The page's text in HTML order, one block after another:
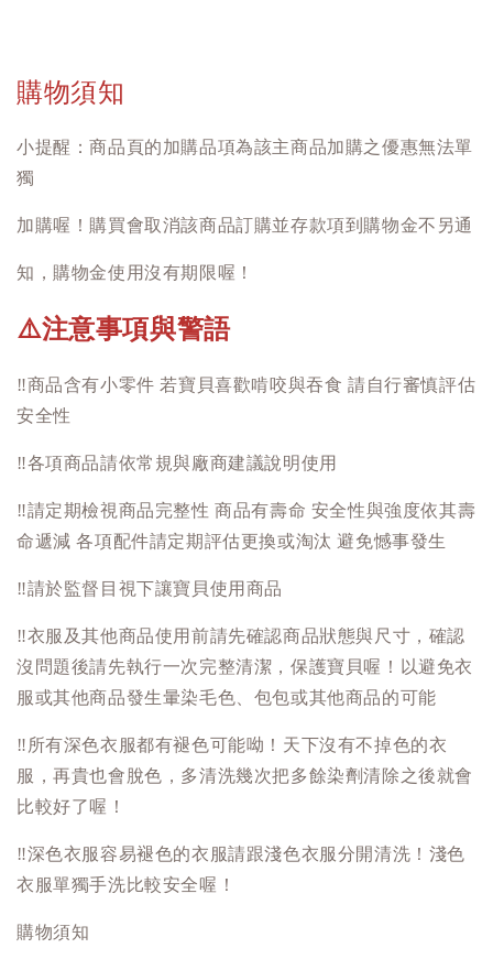
購物須知
小提醒：商品頁的加購品項為該主商品加購之優惠無法單
獨
加購喔！購買會取消該商品訂購並存款項到購物金不另通
知，購物金使用沒有期限喔！
⚠️注意事項與警語
‼️商品含有小零件 若寶貝喜歡啃咬與吞食 請自行審慎評估
安全性
‼️各項商品請依常規與廠商建議說明使用
‼️請定期檢視商品完整性 商品有壽命 安全性與強度依其壽
命遞減 各項配件請定期評估更換或淘汰 避免憾事發生
‼️請於監督目視下讓寶貝使用商品
‼️衣服及其他商品使用前請先確認商品狀態與尺寸，確認
沒問題後請先執行一次完整清潔，保護寶貝喔！以避免衣
服或其他商品發生暈染毛色、包包或其他商品的可能
‼️ 所有深色衣服都有褪色可能呦！天下沒有不掉色的衣
服，再貴也會脫色，多清洗幾次把多餘染劑清除之後就會
比較好了喔！
‼️深色衣服容易褪色的衣服請跟淺色衣服分開清洗！淺色
衣服單獨手洗比較安全喔！
購物須知